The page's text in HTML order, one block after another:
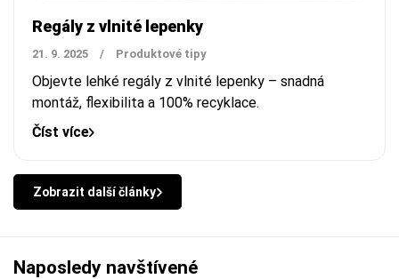
Regály z vlnité lepenky
21. 9. 2025 / Produktové tipy
Objevte lehké regály z vlnité lepenky – snadná
montáž, flexibilita a 100% recyklace.
Číst více
Zobrazit další články
Naposledy navštívené